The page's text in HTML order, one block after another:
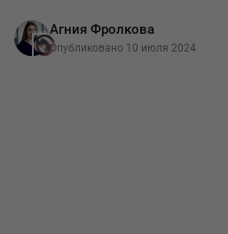
улучшения рабочего процесса. В
Агния Фролкова
Опубликовано 10 июля 2024